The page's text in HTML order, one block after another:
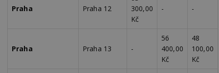
Praha Praha 12
300,00
Kč
- -
Praha Praha 13 -
56
400,00
Kč
48
100,00
Kč